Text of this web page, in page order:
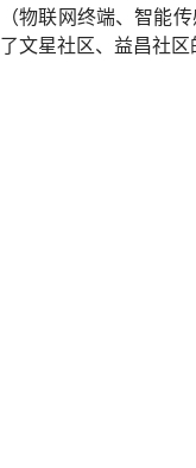
（物联网终端、智能
了文星社区、益昌社